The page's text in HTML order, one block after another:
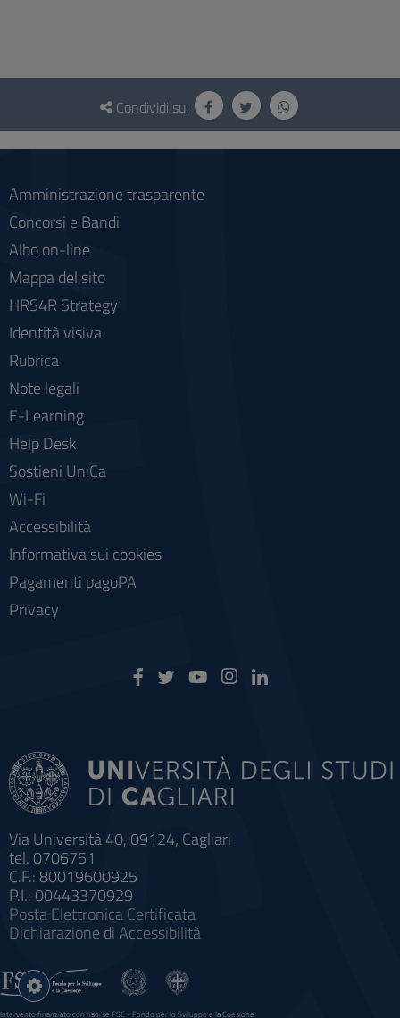
Questionario
social
Condividi su:
Via Università 40, 09124, Cagliari
tel. 0706751
C.F.: 80019600925
P.I.: 00443370929
Posta Elettronica Certificata
Dichiarazione di Accessibilità
Amministrazione trasparente
Concorsi e Bandi
Albo on-line
Mappa del sito
HRS4R Strategy
Identità visiva
Rubrica
Note legali
E-Learning
Help Desk
Sostieni UniCa
Wi-Fi
Accessibilità
Informativa sui cookies
Pagamenti pagoPA
Privacy
Intervento finanziato con risorse FSC - Fondo per lo Sviluppo e la Coesione
Impostazioni
cookie